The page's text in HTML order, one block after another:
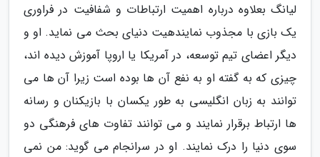
لیانگ بعلاوه درباره اهمیت ارتباطات و شفافیت در فراوری
یک بازی با مجذوب نمایندهیت دنیای بحث می نماید. او و
دیگر اعضای تیم توسعه، در آمریکا یا اروپا آموزش دیده اند،
چیزی که به گفته او به نفع آن ها بوده است زیرا آن ها می
توانند به زبان انگلیسی به طور یکسان با بازیکنان و رسانه
ها ارتباط برقرار نمایند و می توانند تفاوت های فرهنگی دو
سوی دنیا را درک نمایند. او در سرانجام می گوید: من نمی